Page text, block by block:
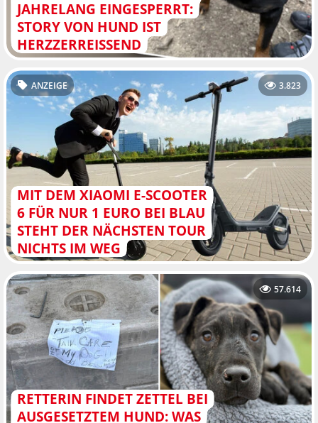
JAHRELANG EINGESPERRT:
STORY VON HUND IST
HERZZERREISSEND
MIT DEM XIAOMI E-SCOOTER
6 FÜR NUR 1 EURO BEI BLAU
STEHT DER NÄCHSTEN TOUR
NICHTS IM WEG
ANZEIGE 3.823
RETTERIN FINDET ZETTEL BEI
AUSGESETZTEM HUND: WAS
57.614